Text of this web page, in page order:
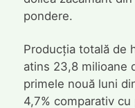
pondere.
Producția totală de
atins 23,8 milioane
primele nouă luni
4,7% comparativ